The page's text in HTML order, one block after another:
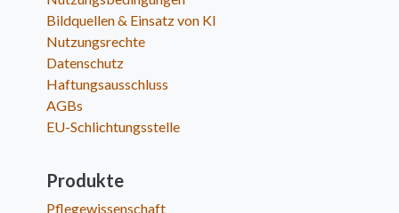
Bildquellen & Einsatz von KI
Nutzungsrechte
Datenschutz
Haftungsausschluss
AGBs
EU-Schlichtungsstelle
Produkte
Pflegewissenschaft